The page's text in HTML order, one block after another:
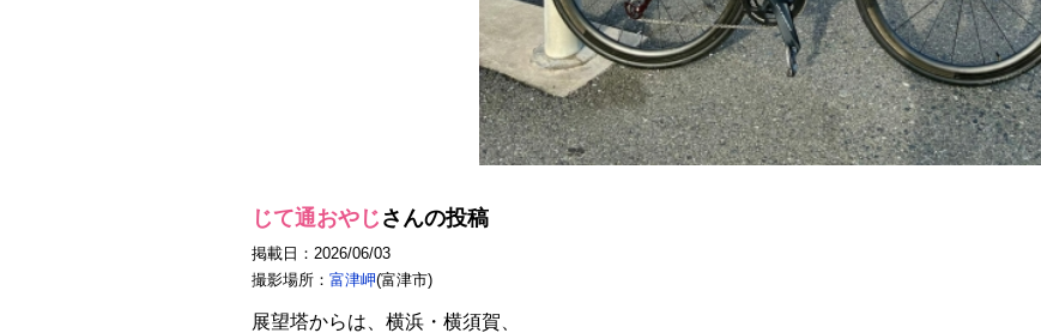
じて通おやじ さんの投稿
掲載日：2026/06/03
撮影場所： 富津岬(富津市)
展望塔からは、横浜・横須賀、